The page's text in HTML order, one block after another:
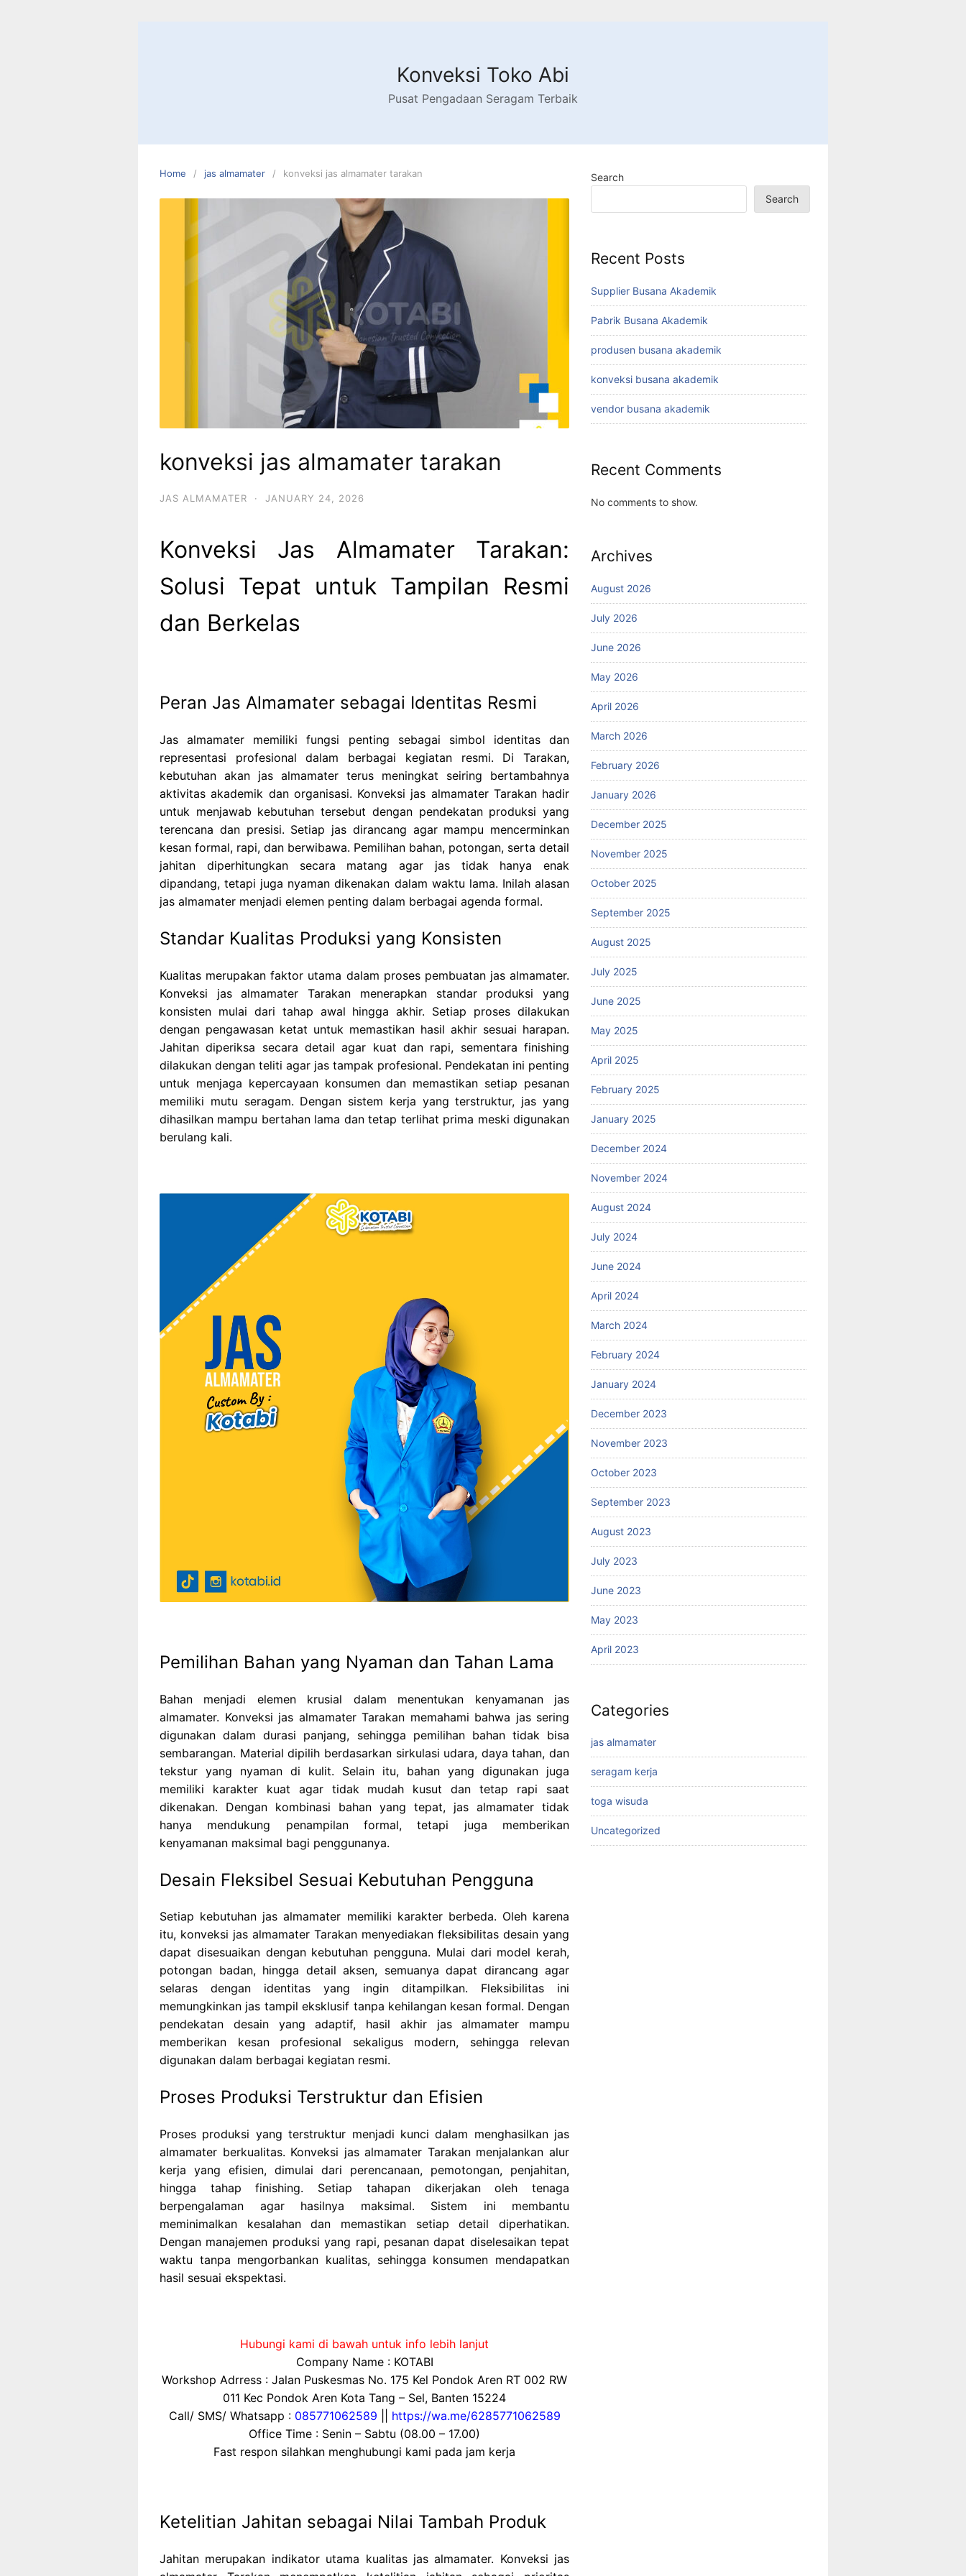
Konveksi Toko Abi
Pusat Pengadaan Seragam Terbaik
Home jas almamater konveksi jas almamater tarakan
konveksi jas almamater tarakan
JAS ALMAMATER · JANUARY 24, 2026
Konveksi Jas Almamater Tarakan:
Solusi Tepat untuk Tampilan Resmi
dan Berkelas
Peran Jas Almamater sebagai Identitas Resmi
Jas almamater memiliki fungsi penting sebagai simbol identitas dan
representasi profesional dalam berbagai kegiatan resmi. Di Tarakan,
kebutuhan akan jas almamater terus meningkat seiring bertambahnya
aktivitas akademik dan organisasi. Konveksi jas almamater Tarakan hadir
untuk menjawab kebutuhan tersebut dengan pendekatan produksi yang
terencana dan presisi. Setiap jas dirancang agar mampu mencerminkan
kesan formal, rapi, dan berwibawa. Pemilihan bahan, potongan, serta detail
jahitan diperhitungkan secara matang agar jas tidak hanya enak
dipandang, tetapi juga nyaman dikenakan dalam waktu lama. Inilah alasan
jas almamater menjadi elemen penting dalam berbagai agenda formal.
Standar Kualitas Produksi yang Konsisten
Kualitas merupakan faktor utama dalam proses pembuatan jas almamater.
Konveksi jas almamater Tarakan menerapkan standar produksi yang
konsisten mulai dari tahap awal hingga akhir. Setiap proses dilakukan
dengan pengawasan ketat untuk memastikan hasil akhir sesuai harapan.
Jahitan diperiksa secara detail agar kuat dan rapi, sementara finishing
dilakukan dengan teliti agar jas tampak profesional. Pendekatan ini penting
untuk menjaga kepercayaan konsumen dan memastikan setiap pesanan
memiliki mutu seragam. Dengan sistem kerja yang terstruktur, jas yang
dihasilkan mampu bertahan lama dan tetap terlihat prima meski digunakan
berulang kali.
Pemilihan Bahan yang Nyaman dan Tahan Lama
Bahan menjadi elemen krusial dalam menentukan kenyamanan jas
almamater. Konveksi jas almamater Tarakan memahami bahwa jas sering
digunakan dalam durasi panjang, sehingga pemilihan bahan tidak bisa
sembarangan. Material dipilih berdasarkan sirkulasi udara, daya tahan, dan
tekstur yang nyaman di kulit. Selain itu, bahan yang digunakan juga
memiliki karakter kuat agar tidak mudah kusut dan tetap rapi saat
dikenakan. Dengan kombinasi bahan yang tepat, jas almamater tidak
hanya mendukung penampilan formal, tetapi juga memberikan
kenyamanan maksimal bagi penggunanya.
Desain Fleksibel Sesuai Kebutuhan Pengguna
Setiap kebutuhan jas almamater memiliki karakter berbeda. Oleh karena
itu, konveksi jas almamater Tarakan menyediakan fleksibilitas desain yang
dapat disesuaikan dengan kebutuhan pengguna. Mulai dari model kerah,
potongan badan, hingga detail aksen, semuanya dapat dirancang agar
selaras dengan identitas yang ingin ditampilkan. Fleksibilitas ini
memungkinkan jas tampil eksklusif tanpa kehilangan kesan formal. Dengan
pendekatan desain yang adaptif, hasil akhir jas almamater mampu
memberikan kesan profesional sekaligus modern, sehingga relevan
digunakan dalam berbagai kegiatan resmi.
Proses Produksi Terstruktur dan Efisien
Proses produksi yang terstruktur menjadi kunci dalam menghasilkan jas
almamater berkualitas. Konveksi jas almamater Tarakan menjalankan alur
kerja yang efisien, dimulai dari perencanaan, pemotongan, penjahitan,
hingga tahap finishing. Setiap tahapan dikerjakan oleh tenaga
berpengalaman agar hasilnya maksimal. Sistem ini membantu
meminimalkan kesalahan dan memastikan setiap detail diperhatikan.
Dengan manajemen produksi yang rapi, pesanan dapat diselesaikan tepat
waktu tanpa mengorbankan kualitas, sehingga konsumen mendapatkan
hasil sesuai ekspektasi.
Hubungi kami di bawah untuk info lebih lanjut
Company Name : KOTABI
Workshop Adrress : Jalan Puskesmas No. 175 Kel Pondok Aren RT 002 RW
011 Kec Pondok Aren Kota Tang – Sel, Banten 15224
Call/ SMS/ Whatsapp : 085771062589
https://wa.me/6285771062589
Office Time : Senin – Sabtu (08.00 – 17.00)
Fast respon silahkan menghubungi kami pada jam kerja
Ketelitian Jahitan sebagai Nilai Tambah Produk
Jahitan merupakan indikator utama kualitas jas almamater. Konveksi jas
Search
Search
Recent Posts
Supplier Busana Akademik
Pabrik Busana Akademik
produsen busana akademik
konveksi busana akademik
vendor busana akademik
Recent Comments
No comments to show.
Archives
August 2026
July 2026
June 2026
May 2026
April 2026
March 2026
February 2026
January 2026
December 2025
November 2025
October 2025
September 2025
August 2025
July 2025
June 2025
May 2025
April 2025
February 2025
January 2025
December 2024
November 2024
August 2024
July 2024
June 2024
April 2024
March 2024
February 2024
January 2024
December 2023
November 2023
October 2023
September 2023
August 2023
July 2023
June 2023
May 2023
April 2023
Categories
jas almamater
seragam kerja
toga wisuda
Uncategorized